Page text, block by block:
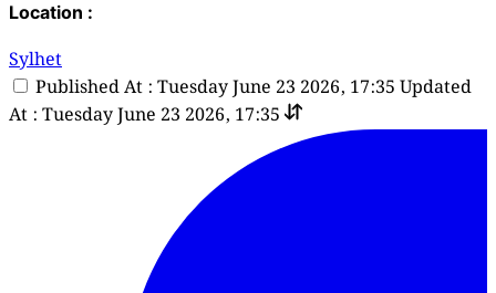
Location :
Sylhet
Published At : Tuesday June 23 2026, 17:35 Updated
At : Tuesday June 23 2026, 17:35